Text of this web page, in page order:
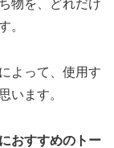
物を、どれだけ
。
よって、使用す
います。
おすすめのトー